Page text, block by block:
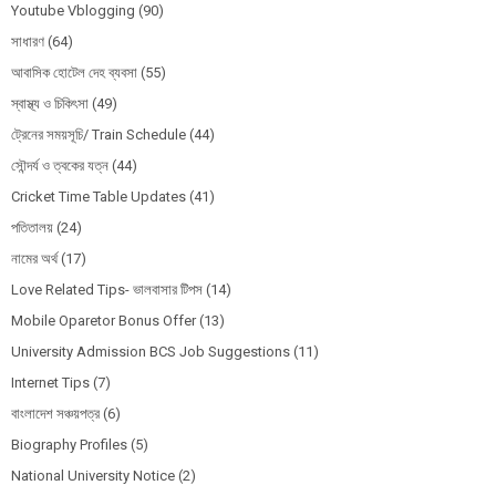
Youtube Vblogging (90)
সাধারণ (64)
আবাসিক হোটেল দেহ ব্যবসা (55)
স্বাস্থ্য ও চিকিৎসা (49)
ট্রেনের সময়সূচি/ Train Schedule (44)
সৌন্দর্য ও ত্বকের যত্ন (44)
Cricket Time Table Updates (41)
পতিতালয় (24)
নামের অর্থ (17)
Love Related Tips- ভালবাসার টিপস (14)
Mobile Oparetor Bonus Offer (13)
University Admission BCS Job Suggestions (11)
Internet Tips (7)
বাংলাদেশ সঞ্চয়পত্র (6)
Biography Profiles (5)
National University Notice (2)